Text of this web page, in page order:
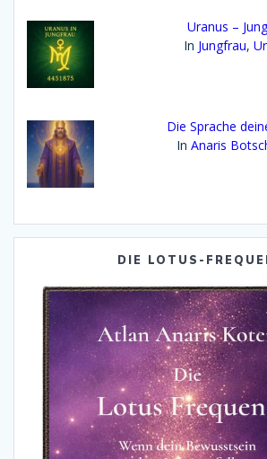
Uranus –
In Jungfrau,
Die Sprache
In Anaris
DIE LOTUS-